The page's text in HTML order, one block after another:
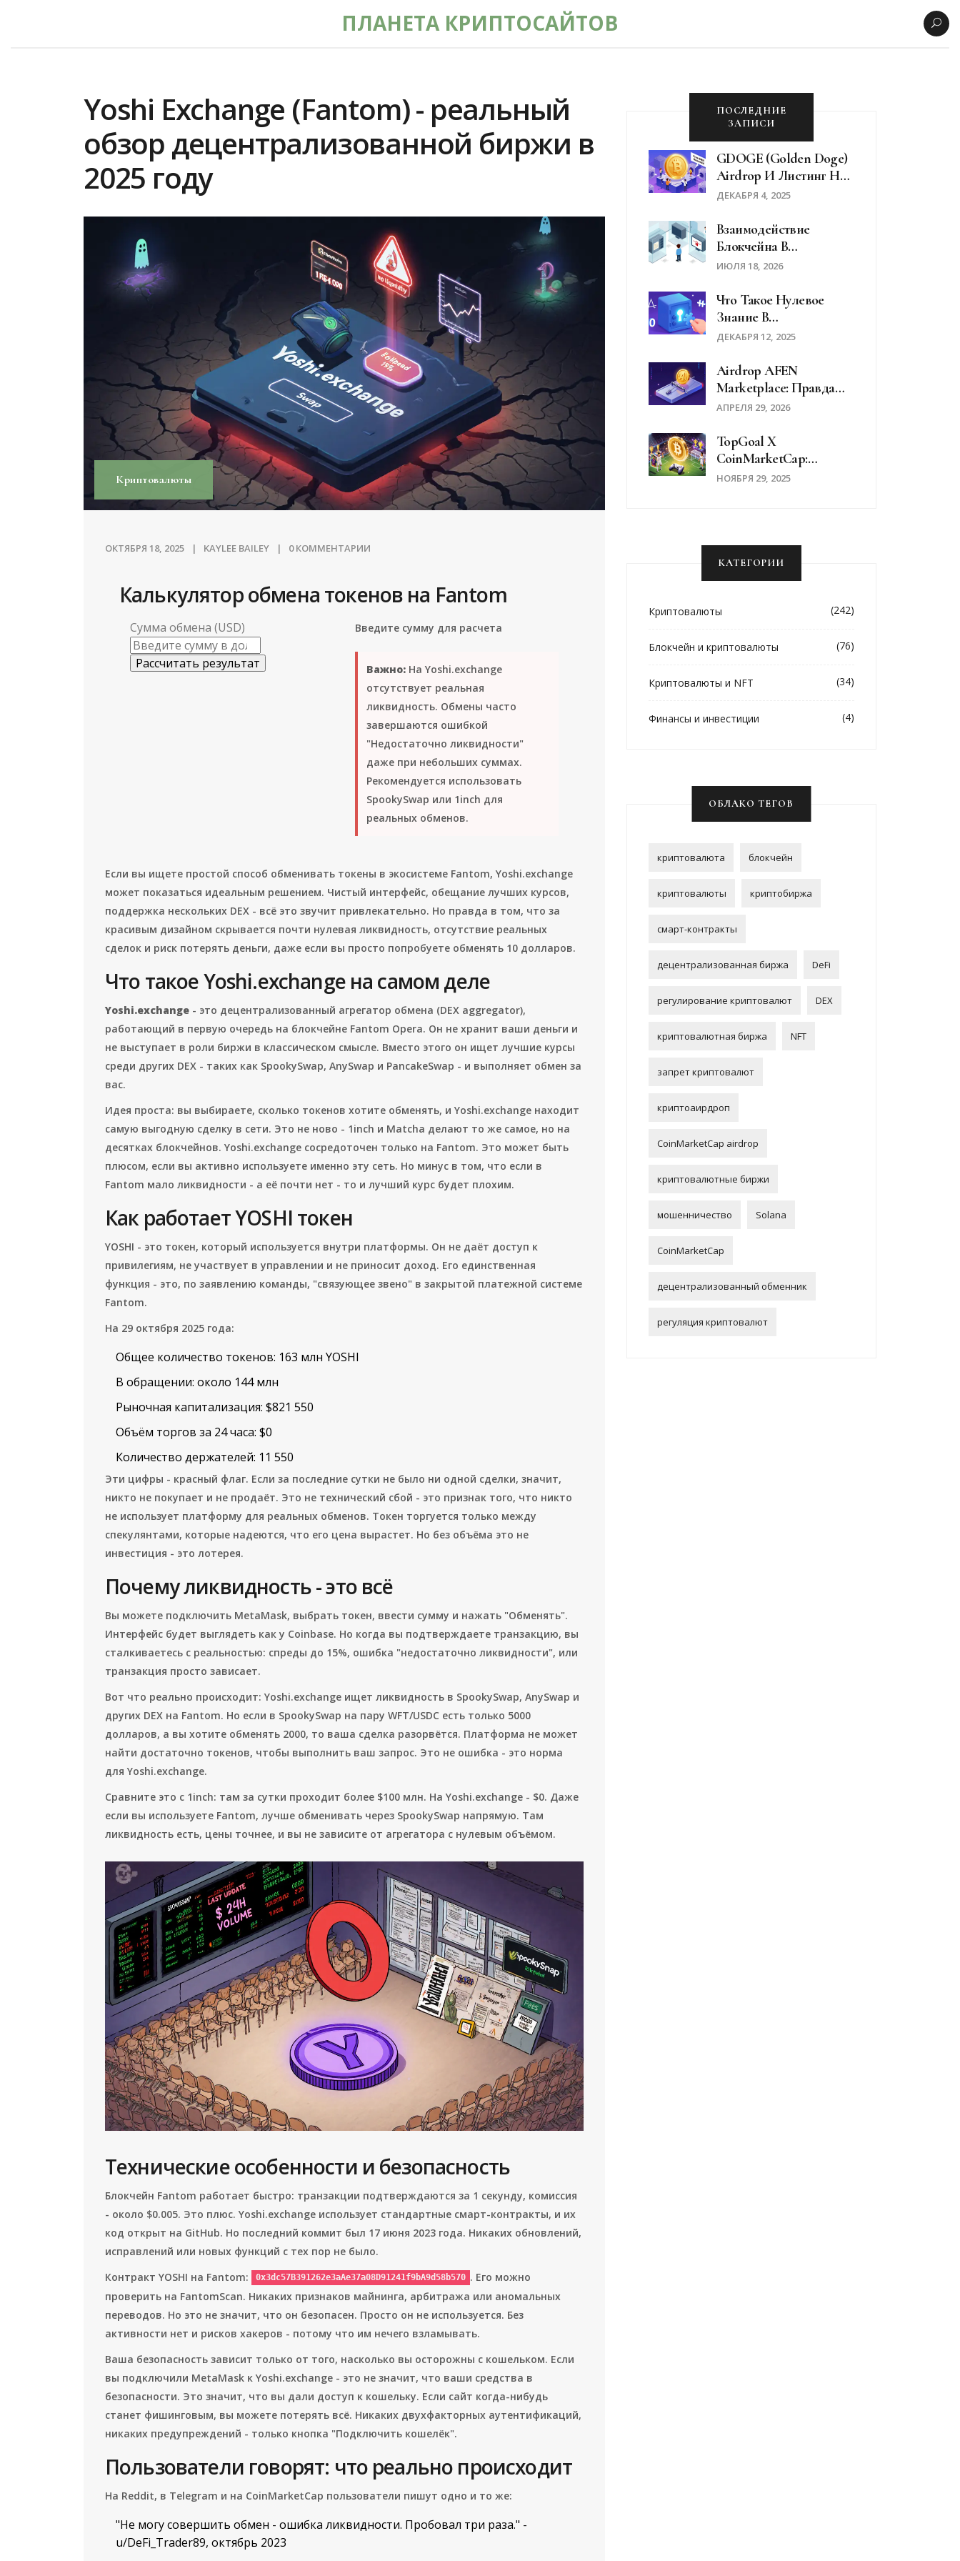
ПЛАНЕТА КРИПТОСАЙТОВ
Yoshi Exchange (Fantom) - реальный
обзор децентрализованной биржи в
2025 году
Криптовалюты
ОКТЯБРЯ 18, 2025 KAYLEE BAILEY 0 КОММЕНТАРИИ
Калькулятор обмена токенов на Fantom
Сумма обмена (USD)
Рассчитать результат
Введите сумму для расчета
Важно: На Yoshi.exchange
отсутствует реальная
ликвидность. Обмены часто
завершаются ошибкой
"Недостаточно ликвидности"
даже при небольших суммах.
Рекомендуется использовать
SpookySwap или 1inch для
реальных обменов.
Если вы ищете простой способ обменивать токены в экосистеме Fantom, Yoshi.exchange
может показаться идеальным решением. Чистый интерфейс, обещание лучших курсов,
поддержка нескольких DEX - всё это звучит привлекательно. Но правда в том, что за
красивым дизайном скрывается почти нулевая ликвидность, отсутствие реальных
сделок и риск потерять деньги, даже если вы просто попробуете обменять 10 долларов.
Что такое Yoshi.exchange на самом деле
Yoshi.exchange - это децентрализованный агрегатор обмена (DEX aggregator),
работающий в первую очередь на блокчейне Fantom Opera. Он не хранит ваши деньги и
не выступает в роли биржи в классическом смысле. Вместо этого он ищет лучшие курсы
среди других DEX - таких как SpookySwap, AnySwap и PancakeSwap - и выполняет обмен за
вас.
Идея проста: вы выбираете, сколько токенов хотите обменять, и Yoshi.exchange находит
самую выгодную сделку в сети. Это не ново - 1inch и Matcha делают то же самое, но на
десятках блокчейнов. Yoshi.exchange сосредоточен только на Fantom. Это может быть
плюсом, если вы активно используете именно эту сеть. Но минус в том, что если в
Fantom мало ликвидности - а её почти нет - то и лучший курс будет плохим.
Как работает YOSHI токен
YOSHI - это токен, который используется внутри платформы. Он не даёт доступ к
привилегиям, не участвует в управлении и не приносит доход. Его единственная
функция - это, по заявлению команды, "связующее звено" в закрытой платежной системе
Fantom.
На 29 октября 2025 года:
Общее количество токенов: 163 млн YOSHI
В обращении: около 144 млн
Рыночная капитализация: $821 550
Объём торгов за 24 часа: $0
Количество держателей: 11 550
Эти цифры - красный флаг. Если за последние сутки не было ни одной сделки, значит,
никто не покупает и не продаёт. Это не технический сбой - это признак того, что никто
не использует платформу для реальных обменов. Токен торгуется только между
спекулянтами, которые надеются, что его цена вырастет. Но без объёма это не
инвестиция - это лотерея.
Почему ликвидность - это всё
Вы можете подключить MetaMask, выбрать токен, ввести сумму и нажать "Обменять".
Интерфейс будет выглядеть как у Coinbase. Но когда вы подтверждаете транзакцию, вы
сталкиваетесь с реальностью: спреды до 15%, ошибка "недостаточно ликвидности", или
транзакция просто зависает.
Вот что реально происходит: Yoshi.exchange ищет ликвидность в SpookySwap, AnySwap и
других DEX на Fantom. Но если в SpookySwap на пару WFT/USDC есть только 5000
долларов, а вы хотите обменять 2000, то ваша сделка разорвётся. Платформа не может
найти достаточно токенов, чтобы выполнить ваш запрос. Это не ошибка - это норма
для Yoshi.exchange.
Сравните это с 1inch: там за сутки проходит более $100 млн. На Yoshi.exchange - $0. Даже
если вы используете Fantom, лучше обменивать через SpookySwap напрямую. Там
ликвидность есть, цены точнее, и вы не зависите от агрегатора с нулевым объёмом.
Технические особенности и безопасность
Блокчейн Fantom работает быстро: транзакции подтверждаются за 1 секунду, комиссия
- около $0.005. Это плюс. Yoshi.exchange использует стандартные смарт-контракты, и их
код открыт на GitHub. Но последний коммит был 17 июня 2023 года. Никаких обновлений,
исправлений или новых функций с тех пор не было.
Контракт YOSHI на Fantom:
0x3dc57B391262e3aAe37a08D91241f9bA9d58b570 . Его можно
проверить на FantomScan. Никаких признаков майнинга, арбитража или аномальных
переводов. Но это не значит, что он безопасен. Просто он не используется. Без
активности нет и рисков хакеров - потому что им нечего взламывать.
Ваша безопасность зависит только от того, насколько вы осторожны с кошельком. Если
вы подключили MetaMask к Yoshi.exchange - это не значит, что ваши средства в
безопасности. Это значит, что вы дали доступ к кошельку. Если сайт когда-нибудь
станет фишинговым, вы можете потерять всё. Никаких двухфакторных аутентификаций,
никаких предупреждений - только кнопка "Подключить кошелёк".
Пользователи говорят: что реально происходит
На Reddit, в Telegram и на CoinMarketCap пользователи пишут одно и то же:
"Не могу совершить обмен - ошибка ликвидности. Пробовал три раза." -
u/DeFi_Trader89, октябрь 2023
ПОСЛЕДНИЕ
ЗАПИСИ
GDOGE (Golden Doge)
Airdrop И Листинг На
CoinMarketCap: Правда
Никто Не Использует
ДЕКАБРЯ 4, 2025
Взаимодействие
Блокчейна В
Медицинских Записях:
Проблему
Фрагментации Данных
ИЮЛЯ 18, 2026
Что Такое Нулевое
Знание В
Криптовалютах:
ZKP
ДЕКАБРЯ 12, 2025
Airdrop AFEN
Marketplace: Правда
Или Опасный Обман?
АПРЕЛЯ 29, 2026
TopGoal X
CoinMarketCap:
Подробности О
НОЯБРЯ 29, 2025
КАТЕГОРИИ
Криптовалюты (242)
Блокчейн и криптовалюты (76)
Криптовалюты и NFT (34)
Финансы и инвестиции (4)
ОБЛАКО ТЕГОВ
криптовалюта блокчейн
криптовалюты криптобиржа
смарт-контракты
децентрализованная биржа DeFi
регулирование криптовалют DEX
криптовалютная биржа NFT
запрет криптовалют
криптоаирдроп
CoinMarketCap airdrop
криптовалютные биржи
мошенничество Solana
CoinMarketCap
децентрализованный обменник
регуляция криптовалют